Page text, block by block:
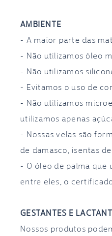
AMBIENTE
- A maior parte das
- Não utilizamos óleo
- Não utilizamos
- Evitamos o uso de
- Não utilizamos
utilizamos apenas
- Nossas velas são
de damasco, isentas
- O óleo de palma
entre eles, o
GESTANTES E
Nossos produtos